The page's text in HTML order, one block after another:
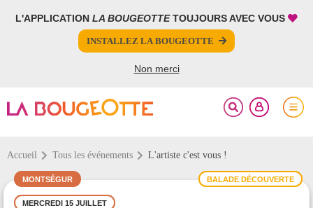
L'APPLICATION LA BOUGEOTTETOUJOURS AVEC VOUS
INSTALLEZ LA BOUGEOTTE
Non merci
Accueil Tous les événements L'artiste c'est vous !
BALADE DÉCOUVERTE
MONTSÉGUR
MERCREDI 15 JUILLET
FERMER
PARTAGER
FERMER
Votre inscription à la newsletter a été effectuée.